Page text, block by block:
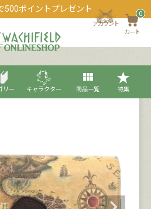
500ポイントプレゼント
アカウント
カート
0
リー キャラクター 商品一覧 特集